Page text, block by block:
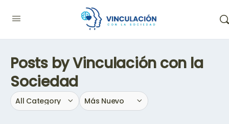
Posts by Vinculación con la
Sociedad
Categoría
Sort